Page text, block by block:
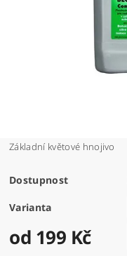
Základní květové hnojivo
Dostupnost
Varianta
od 199 Kč